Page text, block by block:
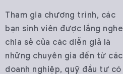
Tham gia chương trình, các
bạn sinh viên được lắng nghe
chia sẻ của các diễn giả là
những chuyên gia đến từ các
doanh nghiệp, quỹ đầu tư có